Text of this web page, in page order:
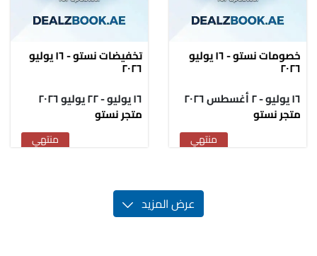
خصومات نستو - ١٦ يوليو
٢٠٢٦
١٦ يوليو - ٢ أغسطس ٢٠٢٦
متجر نستو
منتهي
تخفيضات نستو - ١٦ يوليو
٢٠٢٦
١٦ يوليو - ٢٢ يوليو ٢٠٢٦
متجر نستو
منتهي
عرض المزيد